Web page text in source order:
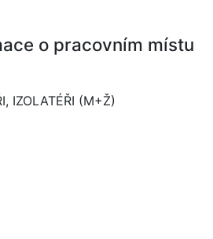
o pracovním místu
IZOLATÉŘI (M+Ž)